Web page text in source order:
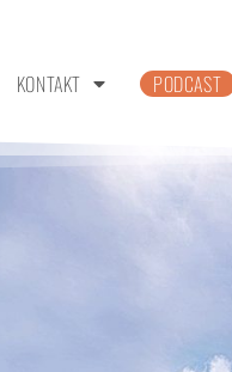
KONTAKT PODCAST